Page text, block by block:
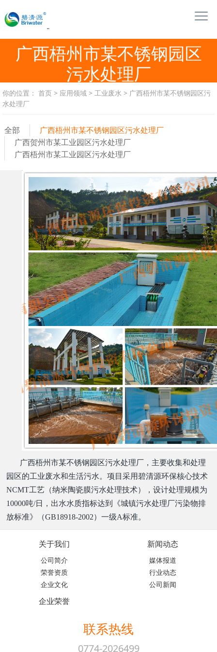
广西梧州市某不锈钢园区
污水处理厂
你的位置： 首页 > 应用领域 > 工业废水 > 广西梧州市某不锈钢园区污
水处理厂
全部
广西梧州市某不锈钢园区污水处理厂
广西贺州市某工业园区污水处理厂
广西梧州市某工业园区污水处理厂
广西梧州市某不锈钢园区污水处理厂，主要收集和处理
园区的工业废水和生活污水。项目采用碧清源环保核心技术
NCMT工艺（纳米陶瓷膜污水处理技术），设计处理规模为
10000吨/日，出水水质指标达到《城镇污水处理厂污染物排
放标准》（GB18918-2002）一级A标准。
关于我们
公司简介
荣誉资质
企业文化
新闻动态
媒体报道
行业动态
公司新闻
企业荣誉
联系热线
0774-2026499